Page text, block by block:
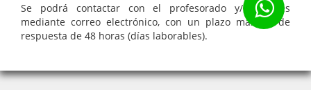
Se podrá contactar con el profesorado y/o tutores
mediante correo electrónico, con un plazo máximo de
respuesta de 48 horas (días laborables).